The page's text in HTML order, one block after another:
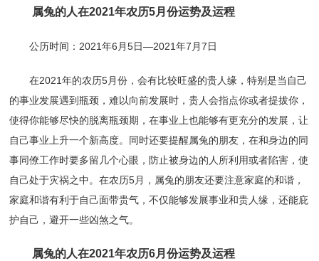
属兔的人在2021年农历5月份运势及运程
公历时间：2021年6月5日—2021年7月7日
在2021年的农历5月份，会有比较旺盛的贵人缘，特别是当自己
的事业发展遇到瓶颈，难以向前发展时，贵人会指点你或者提拔你，
使得你能够尽快的脱离瓶颈期，在事业上也能够有更充分的发展，让
自己事业上升一个新高度。同时还要提醒属兔的朋友，在和身边的同
事同僚工作时要多留几个心眼，防止被身边的人所利用或者陷害，使
自己处于灾祸之中。在农历5月，属兔的朋友还要注意家庭的和谐，
家庭和谐有利于自己面带贵气，不仅能够发展事业和贵人缘，还能庇
护自己，避开一些凶煞之气。
属兔的人在2021年农历6月份运势及运程